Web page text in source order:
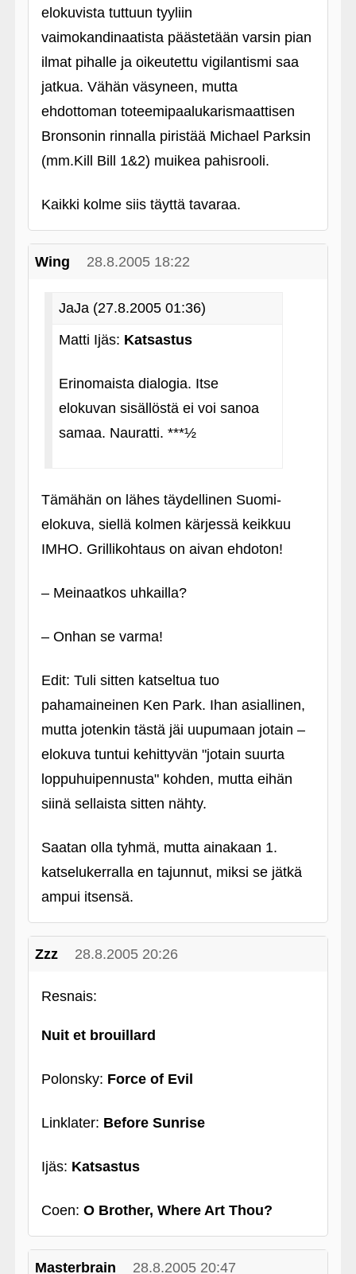
elokuvista tuttuun tyyliin
vaimokandinaatista päästetään varsin pian
ilmat pihalle ja oikeutettu vigilantismi saa
jatkua. Vähän väsyneen, mutta
ehdottoman toteemipaalukarismaattisen
Bronsonin rinnalla piristää Michael Parksin
(mm.Kill Bill 1&2) muikea pahisrooli.
Kaikki kolme siis täyttä tavaraa.
Wing 28.8.2005 18:22
JaJa (27.8.2005 01:36)
Matti Ijäs: Katsastus
Erinomaista dialogia. Itse
elokuvan sisällöstä ei voi sanoa
samaa. Nauratti. ***½
Tämähän on lähes täydellinen Suomi-
elokuva, siellä kolmen kärjessä keikkuu
IMHO. Grillikohtaus on aivan ehdoton!
– Meinaatkos uhkailla?
– Onhan se varma!
Edit: Tuli sitten katseltua tuo
pahamaineinen Ken Park. Ihan asiallinen,
mutta jotenkin tästä jäi uupumaan jotain –
elokuva tuntui kehittyvän "jotain suurta
loppuhuipennusta" kohden, mutta eihän
siinä sellaista sitten nähty.
Saatan olla tyhmä, mutta ainakaan 1.
katselukerralla en tajunnut, miksi se jätkä
ampui itsensä.
Zzz 28.8.2005 20:26
Resnais:
Nuit et brouillard
Polonsky: Force of Evil
Linklater: Before Sunrise
Ijäs: Katsastus
Coen: O Brother, Where Art Thou?
Masterbrain 28.8.2005 20:47